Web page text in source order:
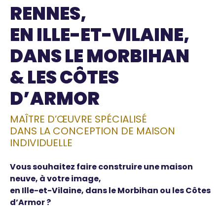
RENNES,
EN ILLE-ET-VILAINE,
DANS LE MORBIHAN
& LES CÔTES
D’ARMOR
MAÎTRE D’ŒUVRE SPÉCIALISÉ
DANS LA CONCEPTION DE MAISON
INDIVIDUELLE
Vous souhaitez faire construire une maison
neuve, à votre image,
en Ille-et-Vilaine, dans le Morbihan ou les Côtes
d’Armor ?